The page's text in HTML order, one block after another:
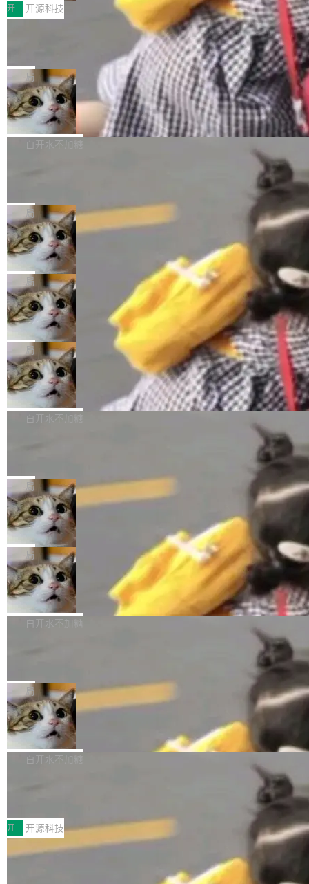
文，标题只有六个字：Apple is getting this wro
ng。 然后，它把邮件往来和 iMessage 聊天记
录全贴了出来。 他发错人了 苹果外部律师 Gabr
iel Gross 来自 Weil 律所，2 月 23 日下午 5:53
给 OpenAI 总法律顾问 Che Chang 发了封邮
件，附了一封长信，要求 OpenAI 配合调查前苹
果员工带走机密信...
I MatePad Edge应用市场，直接下载即可使
用，与鸿蒙电脑上的体验一致。值得一提的是，
这是目前市面上唯一支持平板接入WorkBuddy P
C版的产品，搭载“人机双写”重磅功能——你写
你的，AI写AI的，同屏协作互不干扰。一句话让
AI帮你干活，现在开启全新体验！ 温馨提示：
体验WorkBuddy鸿蒙PC版前，请将 HUAWEI M
atePad Edge 升级至 HarmonyOS 6.1.0.135S
P9 patch03及以上版本。 *升级路径：设置 > 搜
开 开源科技
FFmpeg 9.0 发布：代号“Lei”，以此纪
全球知名开源多媒体框架 FFmpeg 今天正式发
布了 9.0 版本。这个版本除了带来新一代音视频
处理能力和硬件加速支持之外，还有一个特殊之
处：FFmpeg 9.0 的代号是“Lei”。 这个名字，
来自中国开发者雷霄骅（Lei Xiaohua）。 对于
很多中国音视频开发者而言，这个名字并不陌
“启蒙老师”。 而今年，恰好是雷霄骅离世十周
年。FFmpeg 社区最终选择用一个大版本的名
字，留下了这份纪念。 雷霄骅曾是中国传媒大学
数字电视技术方向的博士生，长期从事视频、音
频技...
局
亚马逊成本失控：AI 写代码烧掉 1215 万元，超预算 8
60%
外媒近日曝光了亚马逊的多份内部报告显示，AI 导致公司在多个项
目上超支。《金融时报》报道称，仅一个项目的成本超支就高达 18
0 万美元（约合人民币 1215 万元）。 具体来说，一名工程师借助
Anthropic 旗下 Claude Sonnet 模型编写程序，目标是完成电商平
台作者信息与商品列表的数据匹配 —— 一项常规的数据处理任
务，最终却产生了 180 万美元的账单，实际支出超出原定预算 86
0%。 更令人意外的是，该项目最终并未成功落地，而高额算力消
耗持续运行长达 5 个月，公司直到财务对账时才察觉异常。这意味
着一个无人看管的 AI 程序，在近半年时间里日夜不停地"烧钱"。
复盘显示，...
白开水不加糖
Hugging Face CEO 发声：中国正在开源模型上碾压
"他们正在开源模型上碾压我们。" Hugging Face CEO Clément D
elangue 在 CNBC 的采访里没有拐弯抹角。他说中国正在赢得 AI
竞赛，而且按目前的速度，中国 AI 工具预计在今年底或 2027 年就
能追上美国前沿实验室的水平。 Delangue 把原因归结为一件事：
开放协作。中国的 AI 开发者在一个共享和协作的生态里加速迭代，
而美国模型厂商在"闭门造车"。他的原话是 "building in silos"——
各自为战，互不通气。 这个判断从他嘴里说出来分量不同。Huggi
ng Face 是全球最大的开源 AI 平台，上面跑着上百万个模型。谁
在开源赛道上领先，...
局
当 AI agent 把源码变成了最好的扩展系统，开发者工
具必须开源
五年前，David Crawshaw 问过很多软件工程师一个问题：你写过
什么给自己用的程序？答案几乎都是没有。工程师们整天用别人写
的程序写程序给别人用。偶尔有人自己写个博客系统、智能家居控
制、家庭实验室，都算稀奇事。 Crawshaw 是 Shelley 的作者，一
个开源 AI coding agent。他最近在博客上写了一篇文章，核心论
点很简单：开发者工具必须开源。 理由不是传统的自由软件情怀，
而是一个跟 AI agent 直接相关的技术判断。 两行 prompt 就能个
性化任何软件 Crawshaw 给出了两个 prompt。 第一个： "下载某
个软件的源码，在本地构建。修改 agent ...
局
DeepSeek Harness 宣布内测邀请，全
网最大规模开源 Agent 路演现场诞生
一条内测招募帖，发出去的时候大概没人想到它
会变成一场开源 Agent 生态的路演。 8月1日，
DeepSeek Harness 团队负责人崔添翼（tiany
i）在 X 上发帖： 「如果你是 Agent Harness 相
关开源项目的开发者，希望参加 DeepSeek Har
ness 的内测，可以回复或私信联系我。请附上
Harness 负责把能力落到真实环境中——调用工
具、读写文件、管理上下文、处理错误、完成闭
环。崔添翼招人的标...
局
商汤 SenseNova U1.5-Lite-Preview
开源
商汤科技宣布面向社区开源轻量级统一多模态模
型的预览版本 SenseNova U1.5-Lite-Preview。
理解、推理、生成与编辑，还仅以 8B-MoT 的轻
量大小，将能力推进到4K、更精细的真实质感、
更复杂的视觉控制和可持续迭代编辑。 相比 U
1，U1.5-Lite-Preview 在以下方向上带来了显著
提升： 原生支持4K图像生成； 更精细的局部纹
理、细节与真实世界质感； 更准确的中英文文字
生成与复杂版式组织； 更稳定的图...
白开水不加糖
nap。这次是 hwctl——一个用来检查 Ubuntu
硬件认证状态的命令行工具。 Canonical 工程师
Alan Griffiths 在邮件列表中说得很直白：「hwc
tl 是一个 Ubuntu 专有的包，它和它的依赖项都
是 Ubuntu 专有的，不会用在其他发行版上。」
所以 deb 版本的受众实际上为零。既然只有 Ub
untu 用户在用，那用 snap 打包就没什么可纠结
的。 从 deb 到 snap 的迁移路径 hwctl 是 rust-
hwlib 硬件 API 库的一部分，命令行工具负责查
局
Dario Amodei 担心新人来 Anthropic
只为金钱，不为使命
顶级 AI 研究员在两家公司之间来回跳，中间只
隔了几天。 Lilian Weng 上周刚宣布因健康原因
离开 Thinking Machines Lab，说自己作为联合
创始人的角色「太累了」。几天后，The Inform
ation 就曝出她将重回 OpenAI，负责递归自我
改进方向的研究。她是 Thinking Machines 过
一在人才争夺战中失血的公司。六月，Google
连失两员大将：Noam Shazeer 去了 Op...
局
FFmpeg 9.0 发布
FFmpeg 9.0 现已发布，包含多项改进。官方更
新日志列出的 9.0 版本主要更新内容如下： 扩
er HE-AAC 960 解码 (DAB+) transpose_cuda
filter 添加 AMF Frame Rate Converter (vf_frc
_amf) filter SMPTE 2094-50 元数据支持和直
通 ProRes RAW VideoToolbox 硬件加速器 AP
V ...
白开水不加糖
Code 在 X 上发帖：「DeepSeek Flash did 8T
tokens on August 1st. 5T of free usage + 3T
on OpenCode Go.」79.8 万次浏览，连带着 #
DeepSeek一天消耗了8万亿# 上了微博热搜——
注意这是 OpenCode 一家的消耗。 OpenCode
不完。」5T 来自免费额度，3T 来自 Go...
局
NetBSD 11.0 正式发布
NetBSD 11.0 现已正式发布，这是 NetBSD 操
作系统的第十八个主要版本。 自 NetBSD 10.1
ve JH71XX 的设备，例如 VisionFive 2、PINE
64 STAR64，以及 QEMU。 增强了对 POSIX.1
-2024 和 C23 编程接口标准的兼容性。 compat
_linux(8) 增强了对 Linux 系统调用的支持，包
白开水不加糖
案
享会在上海举办。鸿蒙生态的全场景智慧营销平
台鲸鸿动能协同华为游戏中心，面向游戏行业开
发者及生态伙伴，系统呈现了平台在游戏领域的
完整能力版图——从IAP高价值用户的全周期经
开 开源科技
技嘉X3D系列再添新成员 B850 AORU
面向AMD Ryzen X3D处理器玩家，技嘉X3D系